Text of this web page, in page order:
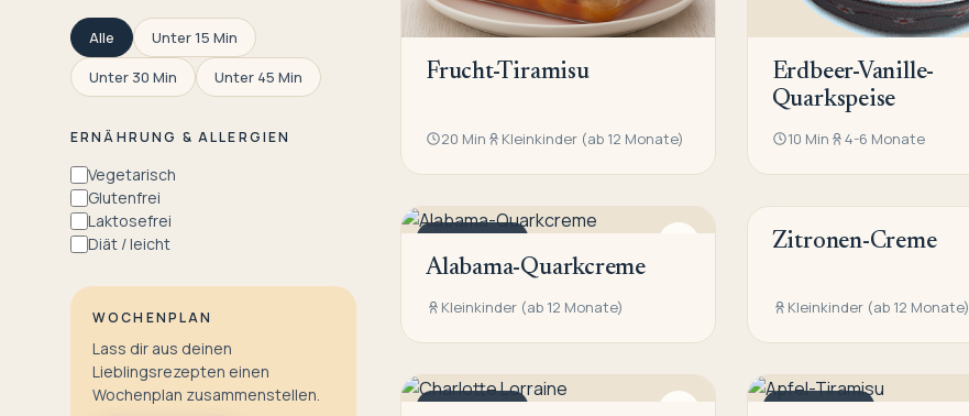
Alle
Unter 15 Min
Unter 30 Min
Unter 45 Min
ERNÄHRUNG & ALLERGIEN
Vegetarisch
Glutenfrei
Laktosefrei
Diät / leicht
WOCHENPLAN
Lass dir aus deinen
Lieblingsrezepten einen
Wochenplan zusammenstellen.
Frucht-Tiramisu
20 Min Kleinkinder (ab 12 Monate)
Erdbeer-Vanille-
Quarkspeise
10 Min 4-6 Monate
NACHTISCH
Alabama-Quarkcreme
Kleinkinder (ab 12 Monate)
NACHTISCH
Zitronen-Creme
Kleinkinder (ab 12 Monate)
NACHTISCH NACHTISCH